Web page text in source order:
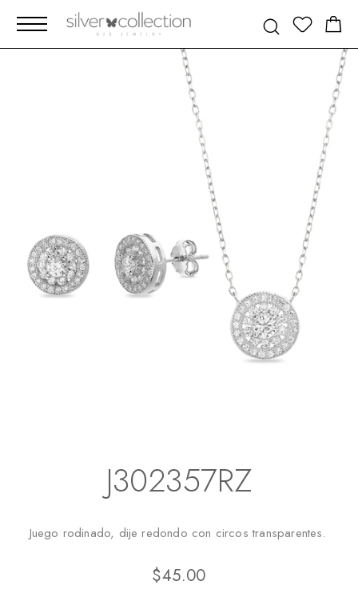
J302357RZ
Juego rodinado, dije redondo con circos transparentes.
$45.00